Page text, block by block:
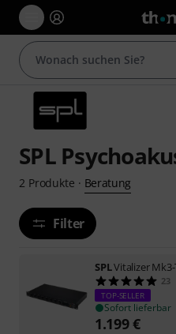
SPL
2 Produkte · Beratung
Filter
SPLVitalizer
23
TOP-SELLER
Sofort lieferbar
1.199€